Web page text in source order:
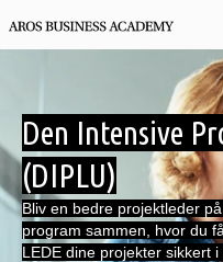
Den Intensive
(DIPLU)
Bliv en bedre projektleder
program sammen, hvor du
LEDE dine projekter sikkert